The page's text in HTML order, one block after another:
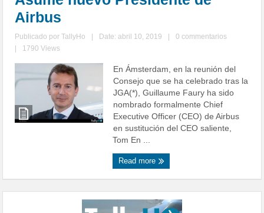
Airbus
Publicado porTallyHo Date: abril 10, 2019
0 commentarios
1790 Views
En Ámsterdam, en la reunión del
Consejo que se ha celebrado tras la
JGA(*), Guillaume Faury ha sido
nombrado formalmente Chief
Executive Officer (CEO) de Airbus
en sustitución del CEO saliente,
Tom En ...
Read more